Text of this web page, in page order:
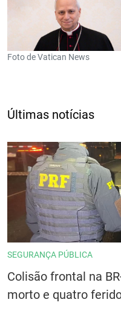
Foto de Vatican News
Últimas notícias
SEGURANÇA PÚBLICA
Colisão frontal na
morto e quatro